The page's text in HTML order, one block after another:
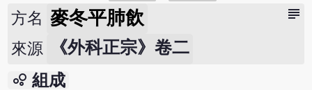
subject
方名 麥冬平肺飲
來源 《外科正宗》卷二
bubble_chart 組成